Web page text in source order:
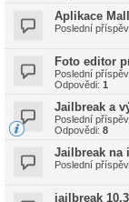
Aplikace
Poslední
Foto editor
Poslední
Odpovědi: 1
Jailbreak a
Poslední
Odpovědi: 8
Jailbreak na
Poslední
jailbreak